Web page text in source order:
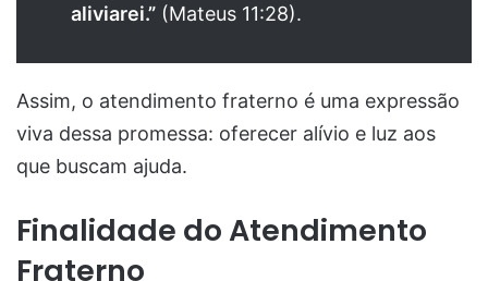
aliviarei.” (Mateus 11:28).
Assim, o atendimento fraterno é uma expressão
viva dessa promessa: oferecer alívio e luz aos
que buscam ajuda.
Finalidade do Atendimento
Fraterno